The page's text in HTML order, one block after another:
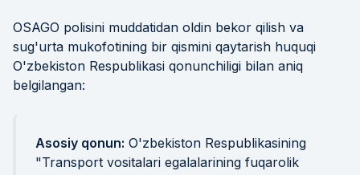
OSAGO polisini muddatidan oldin bekor qilish va
sug'urta mukofotining bir qismini qaytarish huquqi
O'zbekiston Respublikasi qonunchiligi bilan aniq
belgilangan:
Asosiy qonun: O'zbekiston Respublikasining
"Transport vositalari egalalarining fuqarolik